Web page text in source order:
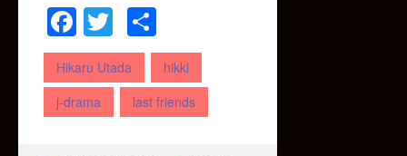
Facebook
Twitter
Hikaru Utada
hikki
j-drama
last friends